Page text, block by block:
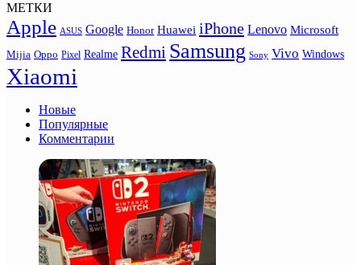
МЕТКИ
Apple ASUS Google Honor Huawei iPhone Lenovo Microsoft
Mijia Oppo Pixel Realme Redmi Samsung Sony Vivo Windows
Xiaomi
Новые
Популярные
Комментарии